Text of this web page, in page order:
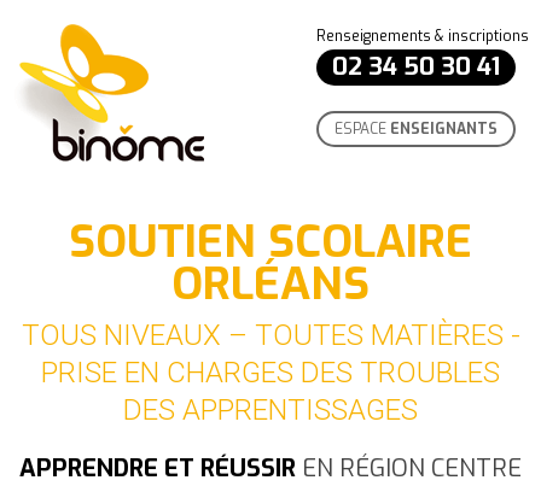
SOUTIEN SCOLAIRE
ORLÉANS
TOUS NIVEAUX – TOUTES MATIÈRES -
PRISE EN CHARGES DES TROUBLES
DES APPRENTISSAGES
APPRENDRE ET RÉUSSIR EN RÉGION CENTRE
Renseignements & inscriptions
02 34 50 30 41
ESPACE ENSEIGNANTS